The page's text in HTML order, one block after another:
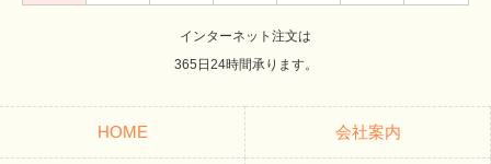
インターネット注文は
365日24時間承ります。
HOME 会社案内